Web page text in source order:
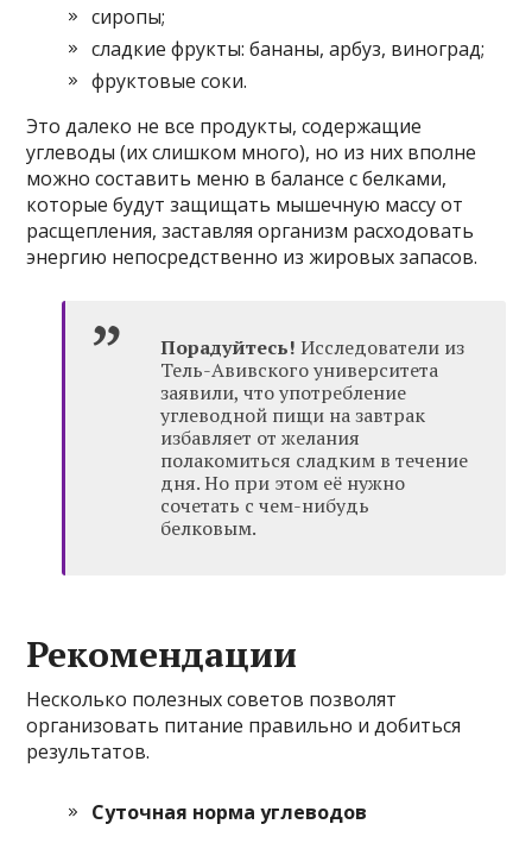
сиропы;
сладкие фрукты: бананы, арбуз, виноград;
фруктовые соки.
Это далеко не все продукты, содержащие
углеводы (их слишком много), но из них вполне
можно составить меню в балансе с белками,
которые будут защищать мышечную массу от
расщепления, заставляя организм расходовать
энергию непосредственно из жировых запасов.
Порадуйтесь! Исследователи из
Тель-Авивского университета
заявили, что употребление
углеводной пищи на завтрак
избавляет от желания
полакомиться сладким в течение
дня. Но при этом её нужно
сочетать с чем-нибудь
белковым.
Рекомендации
Несколько полезных советов позволят
организовать питание правильно и добиться
результатов.
Суточная норма углеводов